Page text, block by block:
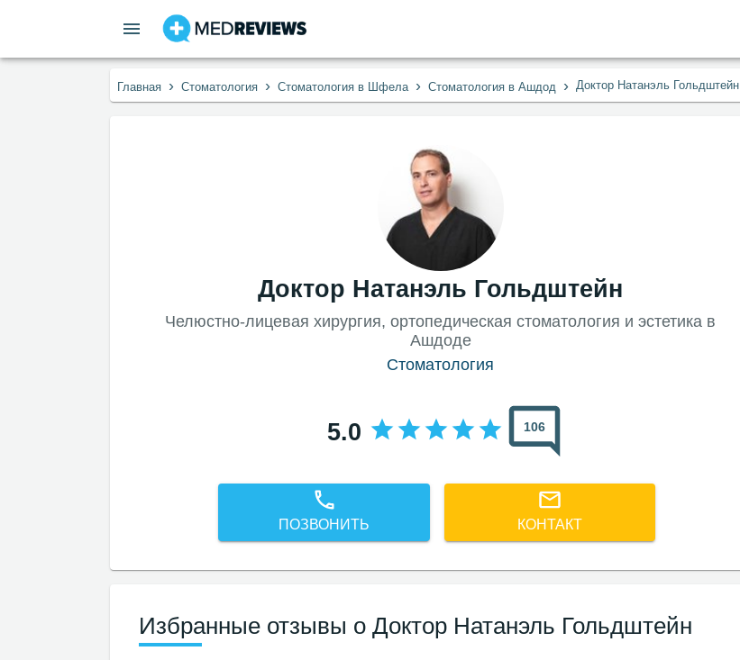
Главная › Стоматология › Стоматология в Шфела › Стоматология в Ашдод › Доктор Натанэль Гольдштейн
Доктор Натанэль Гольдштейн
Челюстно-лицевая хирургия, ортопедическая стоматология и эстетика в
Ашдоде
Стоматология
5.0 106
ПОЗВОНИТЬ КОНТАКТ
Избранные отзывы о Доктор Натанэль Гольдштейн